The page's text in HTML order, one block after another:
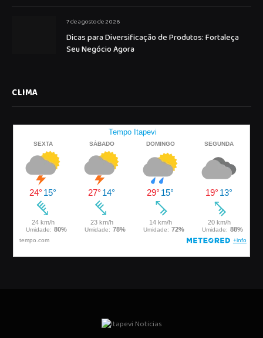
7 de agosto de 2026
Dicas para Diversificação de Produtos: Fortaleça
Seu Negócio Agora
CLIMA